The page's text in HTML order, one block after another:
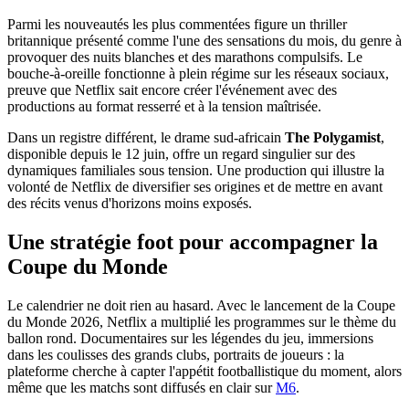
Parmi les nouveautés les plus commentées figure un thriller
britannique présenté comme l'une des sensations du mois, du genre à
provoquer des nuits blanches et des marathons compulsifs. Le
bouche-à-oreille fonctionne à plein régime sur les réseaux sociaux,
preuve que Netflix sait encore créer l'événement avec des
productions au format resserré et à la tension maîtrisée.
Dans un registre différent, le drame sud-africain The Polygamist,
disponible depuis le 12 juin, offre un regard singulier sur des
dynamiques familiales sous tension. Une production qui illustre la
volonté de Netflix de diversifier ses origines et de mettre en avant
des récits venus d'horizons moins exposés.
Une stratégie foot pour accompagner la
Coupe du Monde
Le calendrier ne doit rien au hasard. Avec le lancement de la Coupe
du Monde 2026, Netflix a multiplié les programmes sur le thème du
ballon rond. Documentaires sur les légendes du jeu, immersions
dans les coulisses des grands clubs, portraits de joueurs : la
plateforme cherche à capter l'appétit footballistique du moment, alors
même que les matchs sont diffusés en clair surM6.